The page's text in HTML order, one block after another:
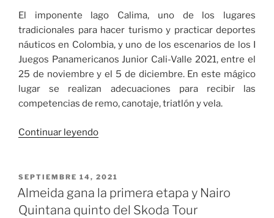
El imponente lago Calima, uno de los lugares
tradicionales para hacer turismo y practicar deportes
náuticos en Colombia, y uno de los escenarios de los I
Juegos Panamericanos Junior Cali-Valle 2021, entre el
25 de noviembre y el 5 de diciembre. En este mágico
lugar se realizan adecuaciones para recibir las
competencias de remo, canotaje, triatlón y vela.
Continuar leyendo«Christopher
DTI
de
remo
PUBLICADO
EL
SEPTIEMBRE 14, 2021
Almeida gana la primera etapa y Nairo
Quintana quinto del Skoda Tour